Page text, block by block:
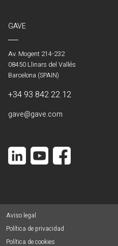
GAVE
Av. Mogent 214-232
08450 Llinars del Vallés
Barcelona (SPAIN)
+34 93 842 22 12
gave@gave.com
Aviso legal
Política de privacidad
Política de cookies